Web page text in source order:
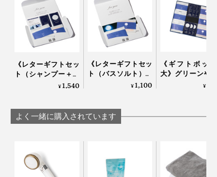
《レターギフトセッ
ト（シャンプー＋バ
スソルト）》グリー
髪・顔・体がしっと
り潤う「全身シャン
MANGETSU・
SINGETSU
¥1,540
《レターギフトセッ
ト（バスソルト）》
グリーンや果実の“自
しっとり潤う「バス
ソルトセット」｜
ーベル 満月・新月
¥1,100
《ギフトボッ
大》グリーンや
の“自然の香り”
SINGETSU ジャ
ーベル 満月・新月
¥
よく一緒に購入されています